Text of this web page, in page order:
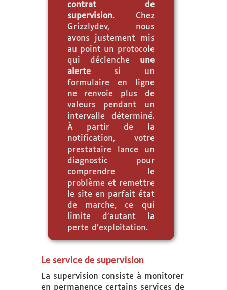
contrat de
supervision. Chez
Grizzlydev, nous
avons justement mis
au point un protocole
qui déclenche une
alertesi un
formulaire en ligne
ne renvoie plus de
valeurs pendant un
intervalle déterminé.
À partir de la
notification, votre
prestataire lance un
diagnostic pour
comprendre le
problème et remettre
le site en parfait état
de marche, ce qui
limite d’autant la
perte d’exploitation.
Le service de supervision
La supervision consiste à monitorer
en permanence certains services de